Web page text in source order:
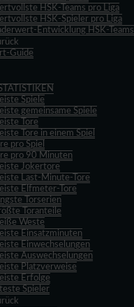
HSK-Teams pro Liga
HSK-Spieler pro Liga
Entwicklung HSK-Teams
Guide
Spiele
gemeinsame Spiele
Tore
Tore in einem Spiel
pro Spiel
pro 90 Minuten
Jokertore
Last-Minute-Tore
Elfmeter-Tore
Torserien
Toranteile
Weste
Einsatzminuten
Einwechselungen
Auswechselungen
Platzverweise
Erfolge
Spieler